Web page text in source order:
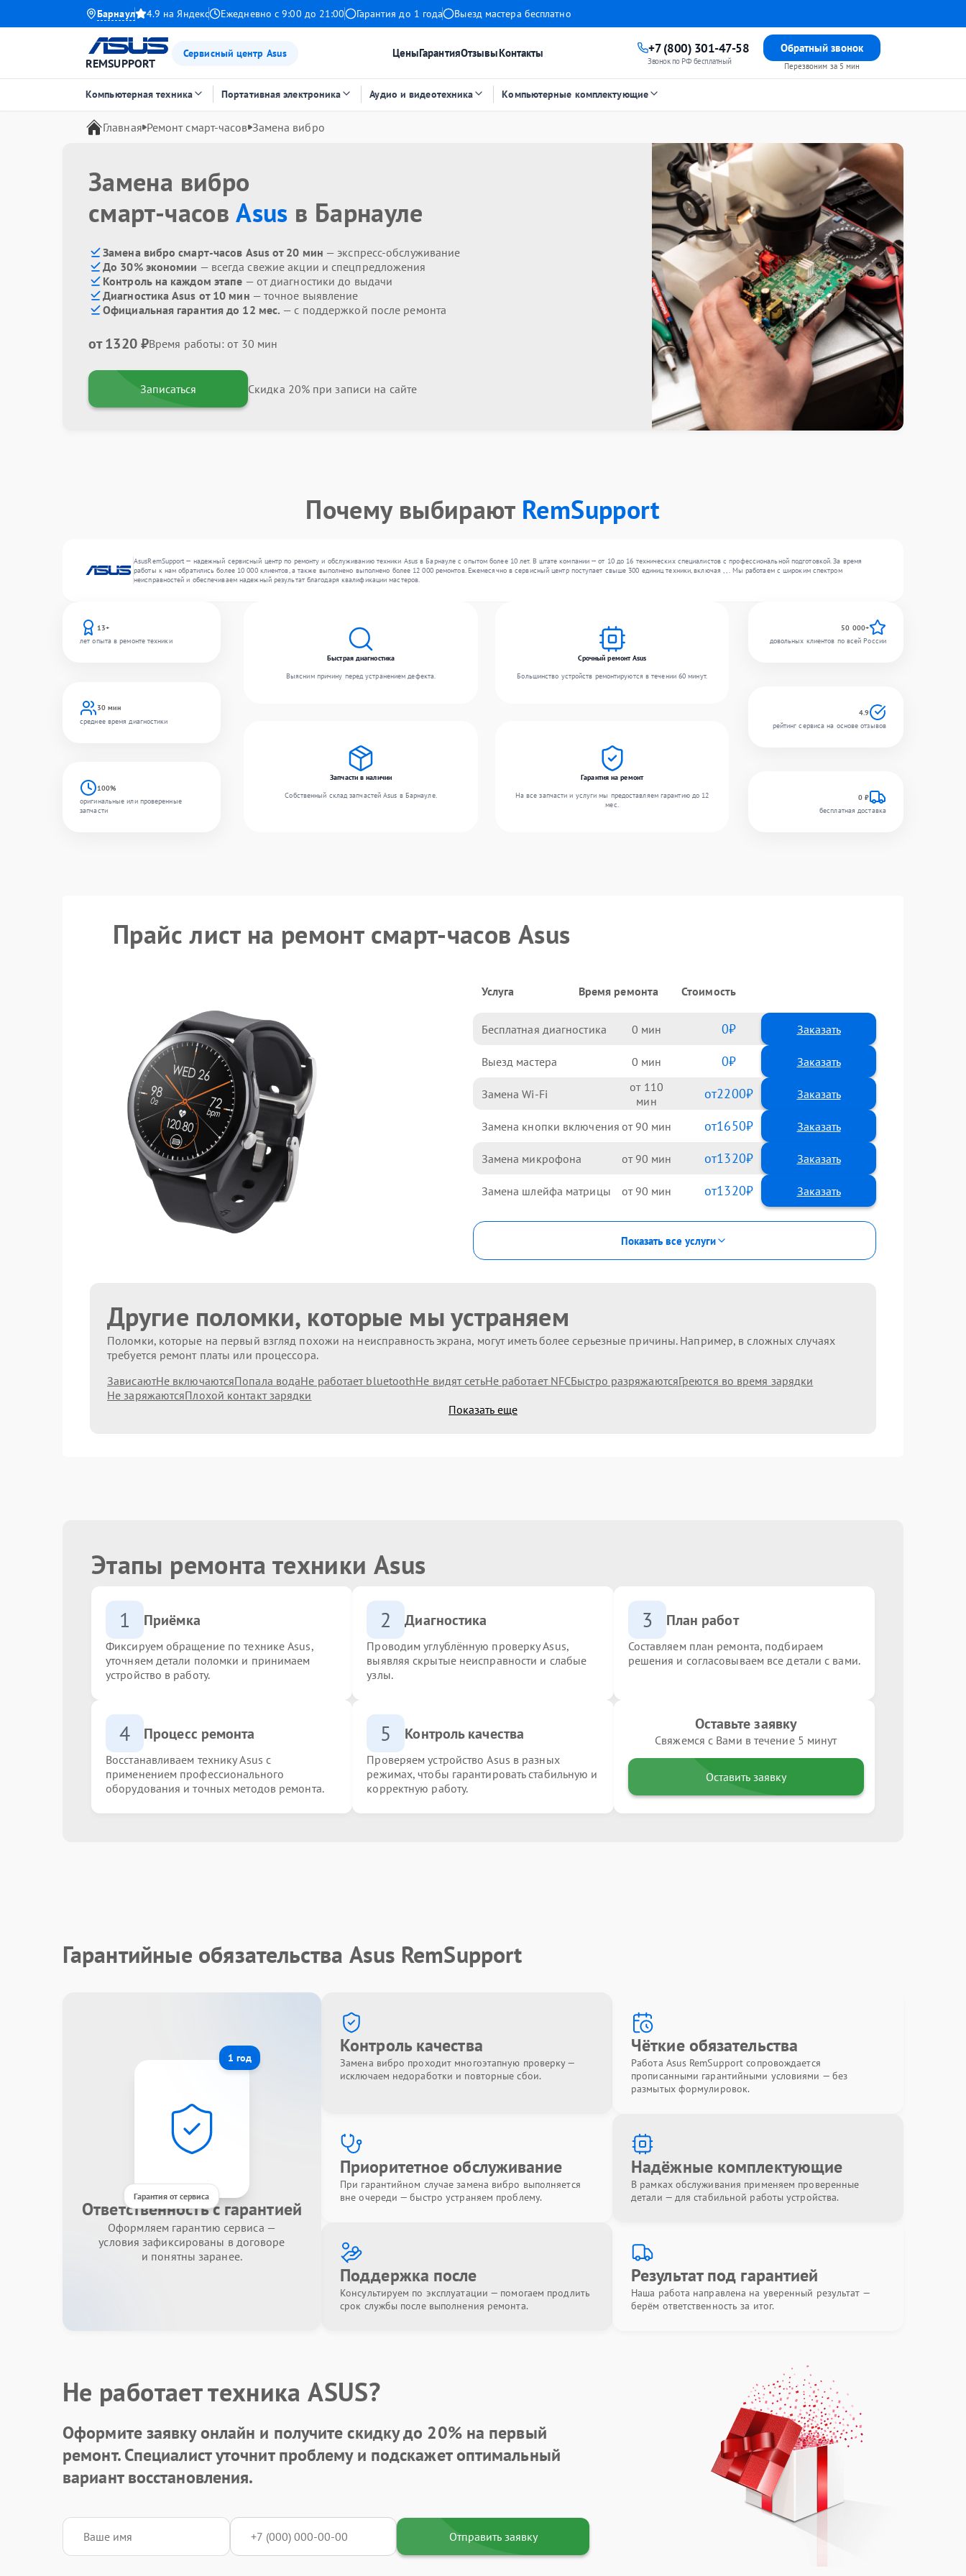
Барнаул 4.9 на Яндекс Ежедневно с 9:00 до 21:00 Гарантия до 1 года Выезд мастера бесплатно
REMSUPPORT
Сервисный центр Asus ЦеныГарантияОтзывыКонтакты +7 (800) 301-47-58
Звонок по РФ бесплатный
Обратный звонок
Перезвоним за 5 мин
Компьютерная техника Портативная электроника Аудио и видеотехника Компьютерные комплектующие
Главная Ремонт смарт-часов Замена вибро
Замена вибро
смарт-часовAsus в Барнауле
Замена вибро смарт-часов Asus от 20 мин — экспресс-обслуживание
До 30% экономии — всегда свежие акции и спецпредложения
Контроль на каждом этапе — от диагностики до выдачи
Диагностика Asus от 10 мин — точное выявление
Официальная гарантия до 12 мес. — с поддержкой после ремонта
от 1320 ₽Время работы: от 30 мин
Записаться Скидка 20% при записи на сайте
Почему выбирают RemSupport
AsusRemSupport — надежный сервисный центр по ремонту и обслуживанию техники Asus в Барнауле с опытом более 10 лет. В штате компании — от 10 до 16 технических специалистов с профессиональной подготовкой. За время
работы к нам обратились более 10 000 клиентов, а также выполнено выполнено более 12 000 ремонтов. Ежемесячно в сервисный центр поступает свыше 300 единиц техники, включая , , . Мы работаем с широким спектром
неисправностей и обеспечиваем надежный результат благодаря квалификации мастеров.
13+
лет опыта в ремонте техники
30 мин
среднее время диагностики
100%
оригинальные или проверенные
запчасти
Быстрая диагностика
Выясним причину перед устранением дефекта.
Срочный ремонт Asus
Большинство устройств ремонтируются в течении 60 минут.
Запчасти в наличии
Собственный склад запчастей Asus в Барнауле.
Гарантия на ремонт
На все запчасти и услуги мы предоставляем гарантию до 12
мес.
50 000+
довольных клиентов по всей России
4.9
рейтинг сервиса на основе отзывов
0 ₽
бесплатная доставка
Прайс лист на ремонт смарт-часов Asus
Услуга Время ремонта Стоимость
Бесплатная диагностика 0 0 Заказать
Выезд мастера 0 0 Заказать
Замена Wi-Fi 110 2200
Замена кнопки включения 90 1650
Замена микрофона 90 1320
Замена шлейфа матрицы 90 1320
Показать все услуги
Другие поломки, которые мы устраняем
Поломки, которые на первый взгляд похожи на неисправность экрана, могут иметь более серьезные причины. Например, в сложных случаях
требуется ремонт платы или процессора.
ЗависаютНе включаютсяПопала водаНе работает bluetoothНе видят сетьНе работает NFCБыстро разряжаютсяГреются во время зарядки
Не заряжаютсяПлохой контакт зарядки
Показать еще
Этапы ремонта техники Asus
1 Приёмка
Фиксируем обращение по технике Asus,
уточняем детали поломки и принимаем
устройство в работу.
2 Диагностика
Проводим углублённую проверку Asus,
выявляя скрытые неисправности и слабые
узлы.
3 План работ
Составляем план ремонта, подбираем
решения и согласовываем все детали с вами.
4 Процесс ремонта
Восстанавливаем технику Asus с
применением профессионального
оборудования и точных методов ремонта.
5 Контроль качества
Проверяем устройство Asus в разных
режимах, чтобы гарантировать стабильную и
корректную работу.
Оставьте заявку
Свяжемся с Вами в течение 5 минут
Оставить заявку
Гарантийные обязательства Asus RemSupport
1 год
Гарантия от сервиса
Ответственность с гарантией
Оформляем гарантию сервиса —
условия зафиксированы в договоре
и понятны заранее.
Контроль качества
Замена вибро проходит многоэтапную проверку —
исключаем недоработки и повторные сбои.
Чёткие обязательства
Работа Asus RemSupport сопровождается
прописанными гарантийными условиями — без
размытых формулировок.
Приоритетное обслуживание
При гарантийном случае замена вибро выполняется
вне очереди — быстро устраняем проблему.
Надёжные комплектующие
В рамках обслуживания применяем проверенные
детали — для стабильной работы устройства.
Поддержка после
Консультируем по эксплуатации — помогаем продлить
срок службы после выполнения ремонта.
Результат под гарантией
Наша работа направлена на уверенный результат —
берём ответственность за итог.
Не работает техника ASUS?
Оформите заявку онлайн и получитескидку до 20%на первый
ремонт. Специалист уточнит проблему и подскажет оптимальный
вариант восстановления.
Отправить заявку